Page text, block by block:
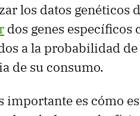
los datos genéticos
dos genes específicos
a la probabilidad
de su consumo.
importante es cómo